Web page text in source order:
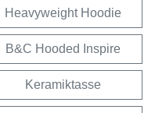
Heavyweight Hoodie
B&C Hooded Inspire
Keramiktasse